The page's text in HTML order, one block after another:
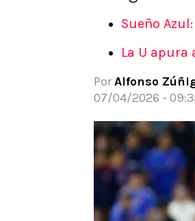
Pronósticos
Sueño
La U apura
PorAlfonso
07/04/2026 -